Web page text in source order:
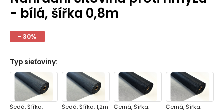
- bílá, šířka 0,8m
- 30%
Typ sieťoviny:
Šedá, Šířka:
Šedá, Šířka: 1,2m
Černá, Šířka:
Černá, Šířka: